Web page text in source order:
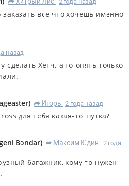
R Хитрый Лис 2 года назад
все что хочешь именно
назад
сделать Хетч, а то опять только
) R Игорь 2 года назад
для тебя какая-то шутка?
Bondar) R Максим Юдин
2 года
багажник, кому то нужен